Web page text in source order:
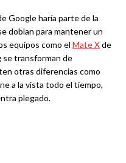
Google haría parte de la
doblan para mantener un
equipos como el Mate Xde
se transforman de
otras diferencias como
a la vista todo el tiempo,
plegado.